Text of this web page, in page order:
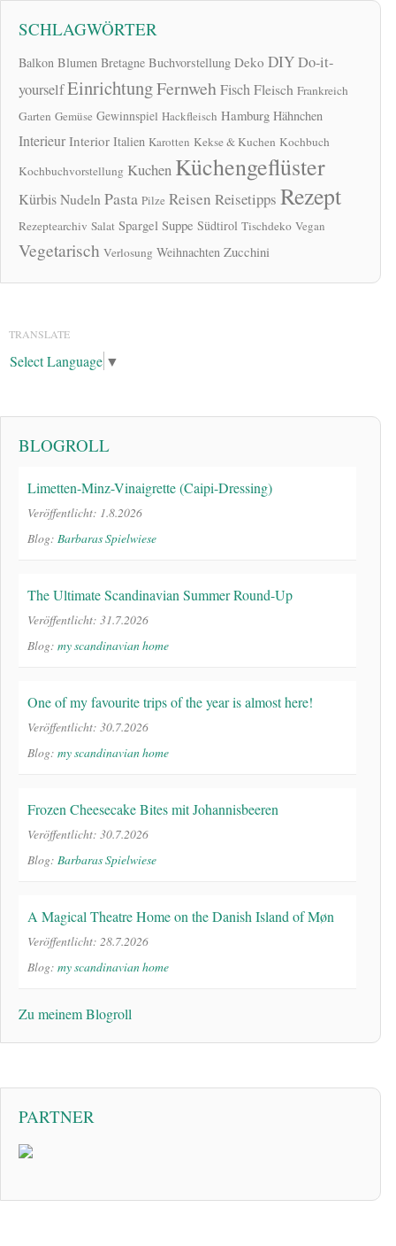
SCHLAGWÖRTER
Balkon Blumen Bretagne Buchvorstellung Deko DIYDo-it-
yourselfEinrichtungFernwehFischFleisch Frankreich
Garten Gemüse Gewinnspiel Hackfleisch Hamburg Hähnchen
Interieur Interior Italien Karotten Kekse & Kuchen Kochbuch
Kochbuchvorstellung Kuchen Küchengeflüster
KürbisNudelnPasta Pilze Reisen Reisetipps Rezept
Rezeptearchiv Salat Spargel Suppe Südtirol Tischdeko Vegan
Vegetarisch Verlosung Weihnachten Zucchini
TRANSLATE
Select Language ▼
BLOGROLL
Limetten-Minz-Vinaigrette (Caipi-Dressing)
Veröffentlicht: 1.8.2026
Blog: Barbaras Spielwiese
The Ultimate Scandinavian Summer Round-Up
Veröffentlicht: 31.7.2026
Blog: my scandinavian home
One of my favourite trips of the year is almost here!
Veröffentlicht: 30.7.2026
Blog: my scandinavian home
Frozen Cheesecake Bites mit Johannisbeeren
Veröffentlicht: 30.7.2026
Blog: Barbaras Spielwiese
A Magical Theatre Home on the Danish Island of Møn
Veröffentlicht: 28.7.2026
Blog: my scandinavian home
Zu meinem Blogroll
PARTNER